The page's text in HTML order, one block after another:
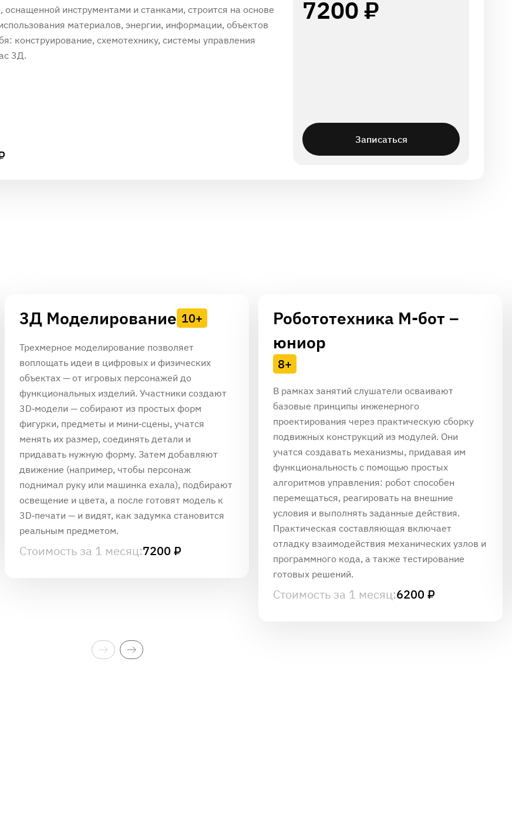
инструментами и станками, строится на основе
материалов, энергии, информации, объектов
конструирование, схемотехнику, системы управления
3Д.
7200 ₽
Записаться
3Д Моделирование 10+
Трехмерное моделирование позволяет
воплощать идеи в цифровых и физических
объектах — от игровых персонажей до
функциональных изделий. Участники создают
3D‑модели — собирают из простых форм
фигурки, предметы и мини‑сцены, учатся
менять их размер, соединять детали и
придавать нужную форму. Затем добавляют
движение (например, чтобы персонаж
поднимал руку или машинка ехала), подбирают
освещение и цвета, а после готовят модель к
3D‑печати — и видят, как задумка становится
реальным предметом.
Стоимость за 1 месяц:7200 ₽
Робототехника М-бот –
юниор
8+
В рамках занятий слушатели осваивают
базовые принципы инженерного
проектирования через практическую сборку
подвижных конструкций из модулей. Они
учатся создавать механизмы, придавая им
функциональность с помощью простых
алгоритмов управления: робот способен
перемещаться, реагировать на внешние
условия и выполнять заданные действия.
Практическая составляющая включает
отладку взаимодействия механических узлов и
программного кода, а также тестирование
готовых решений.
Стоимость за 1 месяц:6200 ₽